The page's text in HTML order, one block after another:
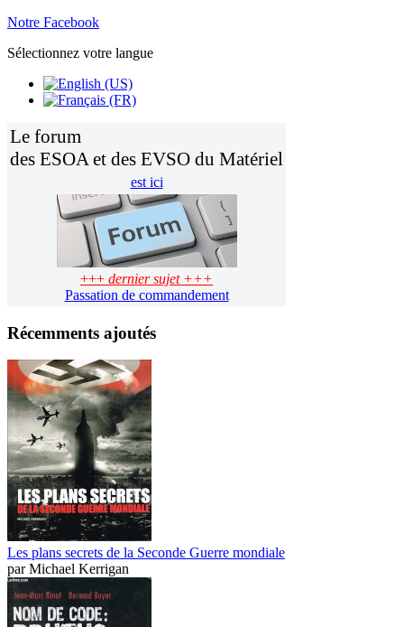
Notre Facebook
Sélectionnez votre langue
Le forum
des ESOA et des EVSO du Matériel
est ici
+++ dernier sujet +++
Passation de commandement
Récemments ajoutés
Les plans secrets de la Seconde Guerre mondiale
parMichael Kerrigan